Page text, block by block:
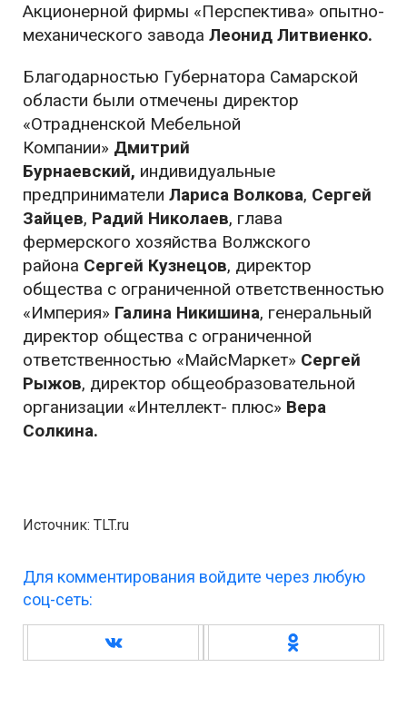
Акционерной фирмы «Перспектива» опытно-
механического завода Леонид Литвиенко.
Благодарностью Губернатора Самарской
области были отмечены директор
«Отрадненской Мебельной
Компании» Дмитрий
Бурнаевский, индивидуальные
предприниматели Лариса Волкова, Сергей
Зайцев, Радий Николаев, глава
фермерского хозяйства Волжского
района Сергей Кузнецов, директор
общества с ограниченной ответственностью
«Империя» Галина Никишина, генеральный
директор общества с ограниченной
ответственностью «МайсМаркет» Сергей
Рыжов, директор общеобразовательной
организации «Интеллект- плюс» Вера
Солкина.
Источник: TLT.ru
Для комментирования войдите через любую
соц-сеть: